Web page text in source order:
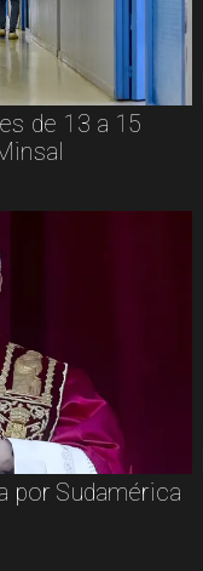
de 13 a 15
por Sudamérica